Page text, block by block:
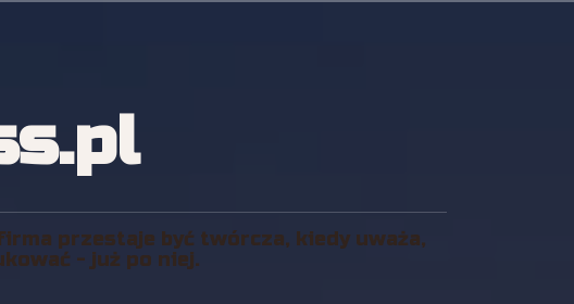
przestaje być twórcza, kiedy uważa,
- już po niej.